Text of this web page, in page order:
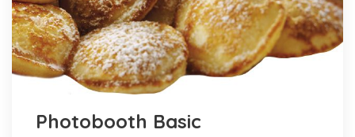
Photobooth Basic